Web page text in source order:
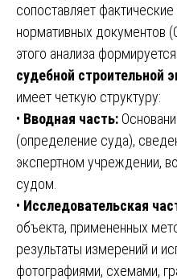
сопоставляет
нормативных документов
этого анализа
судебной строительной
имеет четкую структуру:
• Вводная часть:
(определение суда),
экспертном учреждении,
судом.
• Исследовательская
объекта, примененных
результаты измерений и
фотографиями, схемами,